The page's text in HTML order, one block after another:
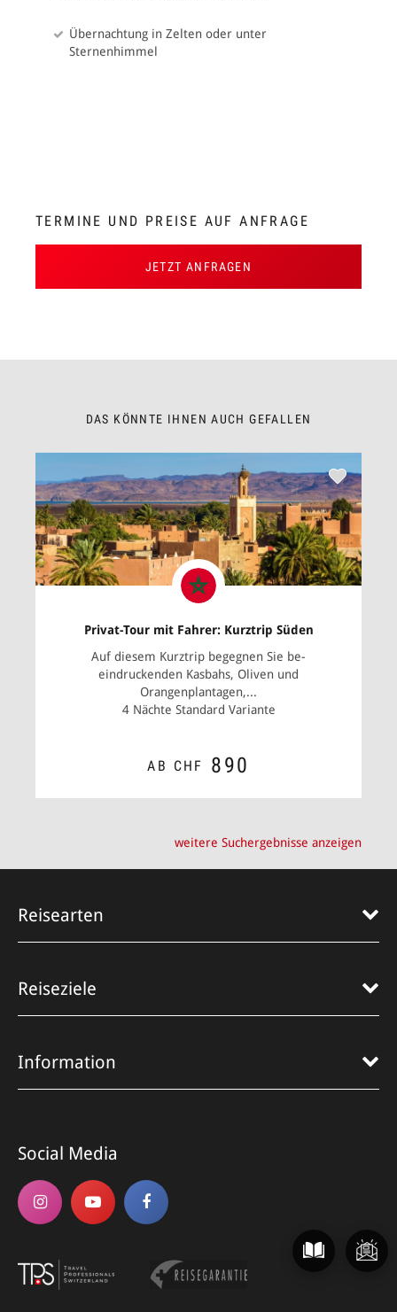
Übernachtung in Zelten oder unter
Sternenhimmel
TERMINE UND PREISE AUF ANFRAGE
JETZT ANFRAGEN
DAS KÖNNTE IHNEN AUCH GEFALLEN
Privat-Tour mit Fahrer: Kurztrip Süden
Auf diesem Kurztrip begegnen Sie be­
eindruckenden Kasbahs, Oliven­ und
Orangenplantagen,...
4 Nächte Standard Variante
AB CHF 890
weitere Suchergebnisse anzeigen
Reisearten
Reiseziele
Information
Social Media